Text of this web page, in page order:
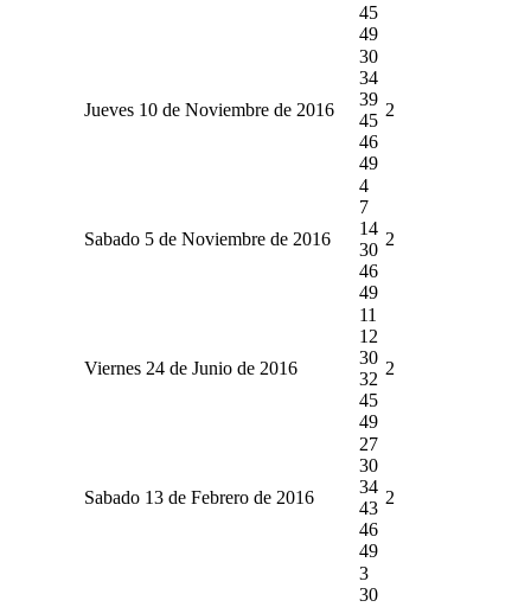
45
49
Jueves 10 de Noviembre de 2016
30
34
39
45
46
49
2
Sabado 5 de Noviembre de 2016
4
7
14
30
46
49
2
Viernes 24 de Junio de 2016
11
12
30
32
45
49
2
Sabado 13 de Febrero de 2016
27
30
34
43
46
49
2
3
30